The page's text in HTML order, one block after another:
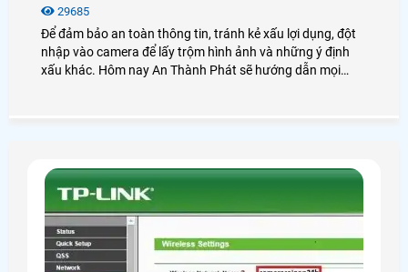
29685
Để đảm bảo an toàn thông tin, tránh kẻ xấu lợi dụng, đột
nhập vào camera để lấy trộm hình ảnh và những ý định
xấu khác. Hôm nay An Thành Phát sẽ hướng dẫn mọi